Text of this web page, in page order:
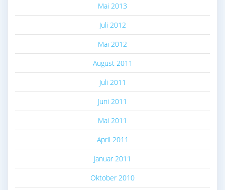
Mai 2013
Juli 2012
Mai 2012
August 2011
Juli 2011
Juni 2011
Mai 2011
April 2011
Januar 2011
Oktober 2010